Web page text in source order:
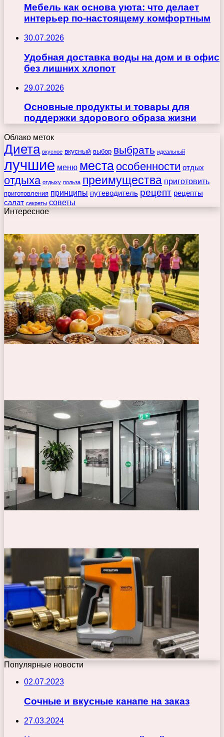
Мебель как основа уюта: что делает
интерьер по-настоящему комфортным
30.07.2026
Удобная доставка воды на дом и в офис
без лишних хлопот
29.07.2026
Основные продукты и товары для
поддержки здорового образа жизни
Облако меток
Диета вкусное вкусный выбор выбрать идеальный
лучшие меню места особенности отдых
отдыха отдыху польза преимущества приготовить
приготовления принципы путеводитель рецепт рецепты
салат секреты советы
Интересное
Популярные новости
02.07.2023
Сочные и вкусные канапе на заказ
27.03.2024